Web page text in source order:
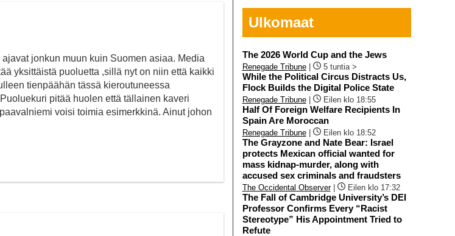
jonkun muun kuin Suomen asiaa. Media
yksittäistä puoluetta ,sillä nyt on niin että kaikki
tienpäähän tässä kieroutuneessa
pitää huolen että tällainen kaveri
voisi toimia esimerkkinä. Ainut johon
Ulkomaat
The 2026 World Cup and the Jews
Renegade Tribune| 5 tuntia >
While the Political Circus Distracts Us,
Flock Builds the Digital Police State
Renegade Tribune| Eilen klo 18:55
Half Of Foreign Welfare Recipients In
Spain Are Moroccan
Renegade Tribune| Eilen klo 18:52
The Grayzone and Nate Bear: Israel
protects Mexican official wanted for
mass kidnap-murder, along with
accused sex criminals and fraudsters
The Occidental Observer| Eilen klo 17:32
The Fall of Cambridge University’s DEI
Professor Confirms Every “Racist
Stereotype” His Appointment Tried to
Refute